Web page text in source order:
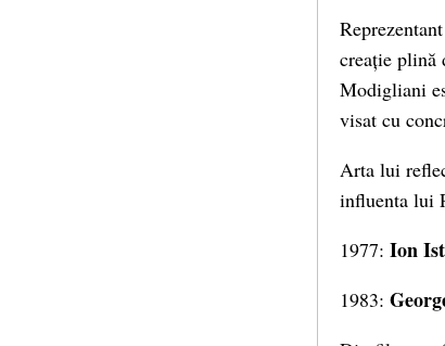
creație plină
Modigliani
visat cu
Arta lui
influenta lui
1977: Ion
1983: